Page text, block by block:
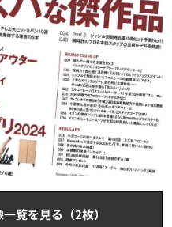
覧を見る（2枚）